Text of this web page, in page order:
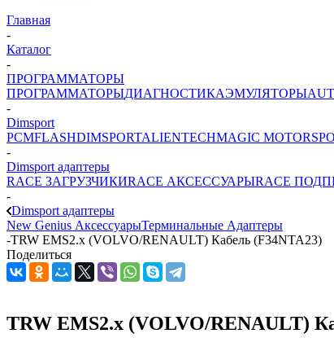
Главная
-
Каталог
-
ПРОГРАММАТОРЫ
ПРОГРАММАТОРЫДИАГНОСТИКАЭМУЛЯТОРЫ
-
Dimsport
PCMFLASHDIMSPORTALIENTECHMAGIC
-
Dimsport адаптеры
RACE ЗАГРУЗЧИКИRACE АКСЕССУАРЫRACE
-
Dimsport адаптеры
New Genius АксессуарыТерминальные Адаптеры
-TRW EMS2.x (VOLVO/RENAULT) Кабель (F34NTA23)
Поделиться
TRW EMS2.x (VOLVO/RENAULT)